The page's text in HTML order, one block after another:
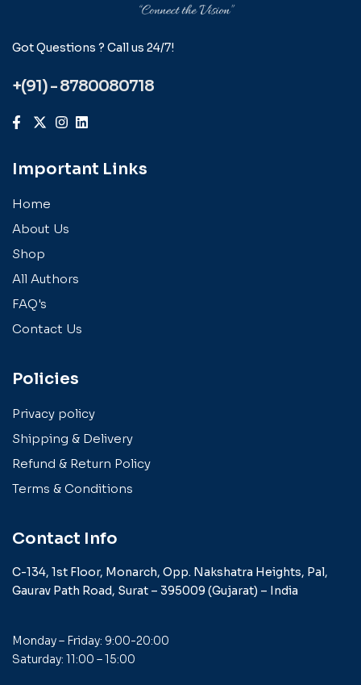
Got Questions ? Call us 24/7!
+(91) - 8780080718
Important Links
Home
About Us
Shop
All Authors
FAQ's
Contact Us
Policies
Privacy policy
Shipping & Delivery
Refund & Return Policy
Terms & Conditions
Contact Info
C-134, 1st Floor, Monarch, Opp. Nakshatra Heights, Pal,
Gaurav Path Road, Surat – 395009 (Gujarat) – India
Monday – Friday: 9:00-20:00
Saturday: 11:00 – 15:00